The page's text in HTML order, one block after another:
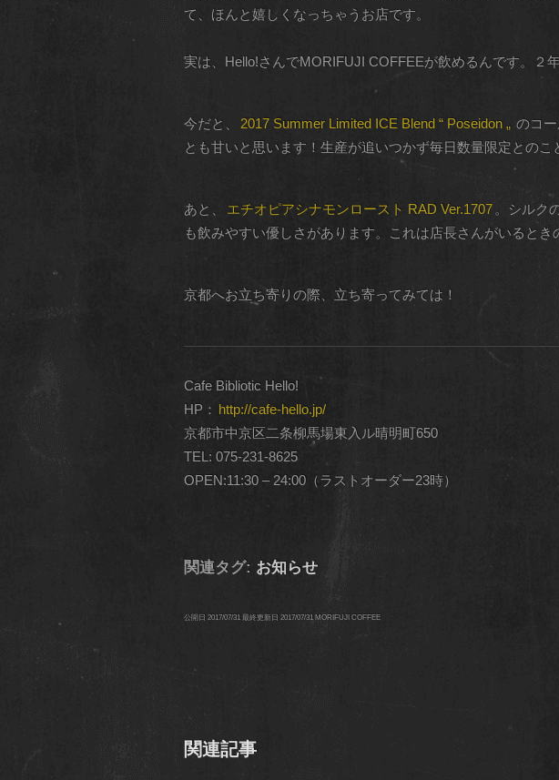
て、ほんと嬉しくなっちゃうお店です。
実は、Hello!さんでMORIFUJI COFFEEが飲めるんです。２
今だと、 2017 Summer Limited ICE Blend “ Poseidon „ のコ
とも甘いと思います！生産が追いつかず毎日数量限定とのこ
あと、 エチオピアシナモンロースト RAD Ver.1707 。シルク
も飲みやすい優しさがあります。これは店長さんがいるとき
京都へお立ち寄りの際、立ち寄ってみては！
Cafe Bibliotic Hello!
HP： http://cafe-hello.jp/
京都市中京区二条柳馬場東入ル晴明町650
TEL: 075-231-8625
OPEN:11:30 – 24:00（ラストオーダー23時）
関連タグ: お知らせ
公開日 2017/07/31 最終更新日 2017/07/31 MORIFUJI COFFEE
関連記事